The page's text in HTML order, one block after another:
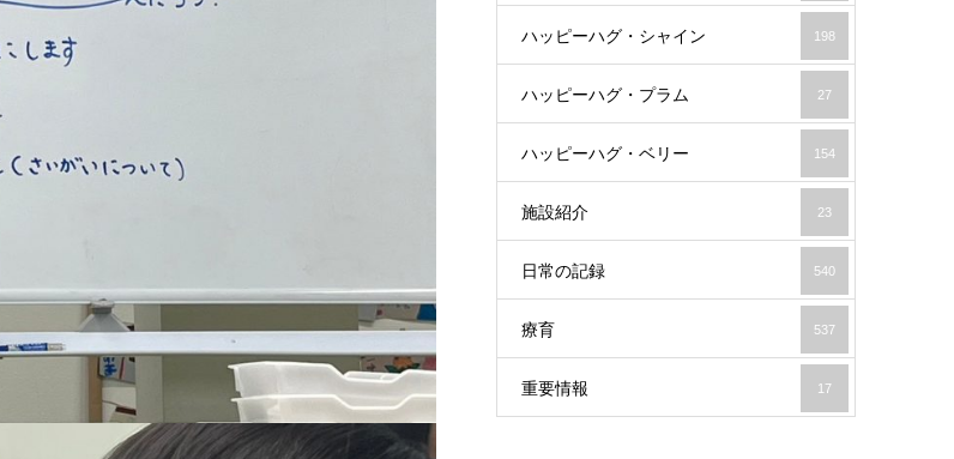
ハッピーハグ・シャイン 198
ハッピーハグ・プラム 27
ハッピーハグ・ベリー 154
施設紹介 23
日常の記録 540
療育 537
重要情報 17